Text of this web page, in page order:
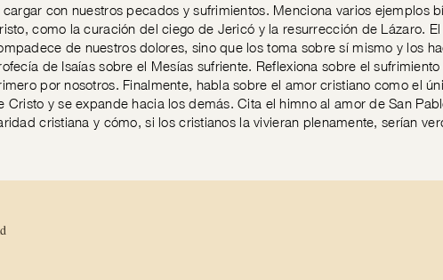
cargar con nuestros pecados y sufrimientos. Menciona varios ejemplos
como la curación del ciego de Jericó y la resurrección de Lázaro.
de nuestros dolores, sino que los toma sobre sí mismo y los
de Isaías sobre el Mesías sufriente. Reflexiona sobre el
por nosotros. Finalmente, habla sobre el amor cristiano como el
Cristo y se expande hacia los demás. Cita el himno al amor de San
cristiana y cómo, si los cristianos la vivieran plenamente, serían